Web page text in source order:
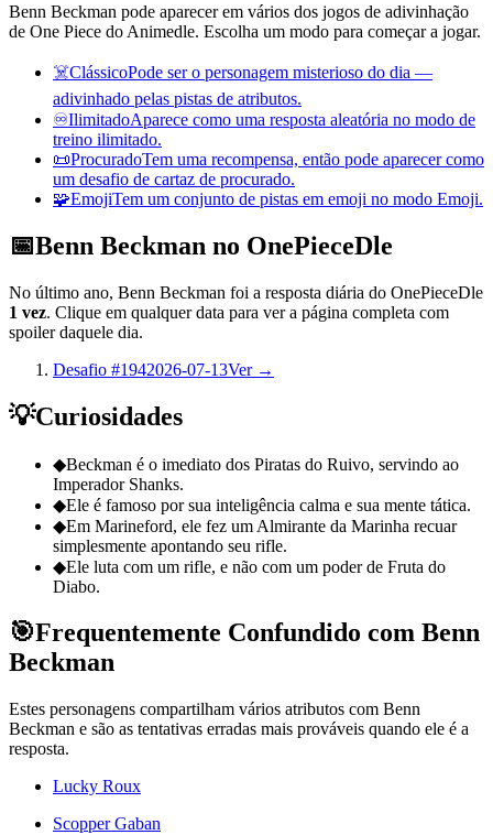
Benn Beckman pode aparecer em vários dos jogos de adivinhação
de One Piece do Animedle. Escolha um modo para começar a jogar.
☠️ClássicoPode ser o personagem misterioso do dia —
adivinhado pelas pistas de atributos.
♾️IlimitadoAparece como uma resposta aleatória no modo de
treino ilimitado.
📜ProcuradoTem uma recompensa, então pode aparecer como
um desafio de cartaz de procurado.
🧩EmojiTem um conjunto de pistas em emoji no modo Emoji.
📅Benn Beckman no OnePieceDle
No último ano, Benn Beckman foi a resposta diária do OnePieceDle
1 vez. Clique em qualquer data para ver a página completa com
spoiler daquele dia.
Desafio #1942026-07-13Ver →
💡Curiosidades
◆Beckman é o imediato dos Piratas do Ruivo, servindo ao
Imperador Shanks.
◆Ele é famoso por sua inteligência calma e sua mente tática.
◆Em Marineford, ele fez um Almirante da Marinha recuar
simplesmente apontando seu rifle.
◆Ele luta com um rifle, e não com um poder de Fruta do
Diabo.
🎯Frequentemente Confundido com Benn
Beckman
Estes personagens compartilham vários atributos com Benn
Beckman e são as tentativas erradas mais prováveis quando ele é a
resposta.
Lucky Roux
Scopper Gaban